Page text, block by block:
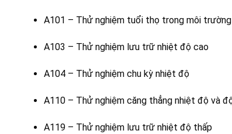
A101 – Thử nghiệm tuổi thọ trong môi
A103 – Thử nghiệm lưu trữ nhiệt độ cao
A104 – Thử nghiệm chu kỳ nhiệt độ
A110 – Thử nghiệm căng thẳng nhiệt độ và
A119 – Thử nghiệm lưu trữ nhiệt độ thấp